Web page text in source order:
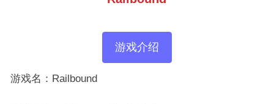
游戏介绍
游戏名：Railbound